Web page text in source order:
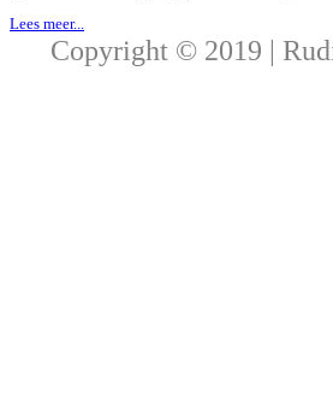
Lees meer...
Copyright © 2019 |